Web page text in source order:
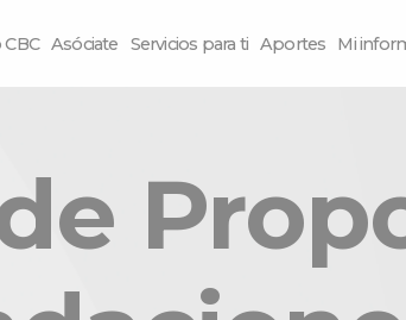
Asóciate Servicios para ti Aportes Mi